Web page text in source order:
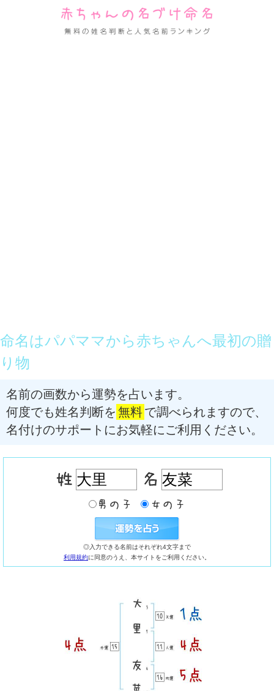
命名はパパママから赤ちゃんへ最初の贈
り物
名前の画数から運勢を占います。
何度でも姓名判断を 無料で調べられますので、
名付けのサポートにお気軽にご利用ください。
◎入力できる名前はそれぞれ4文字まで
利用規約に同意のうえ、本サイトをご利用ください。